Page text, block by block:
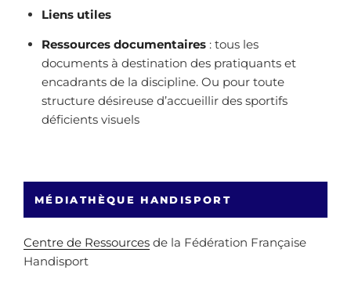
Liens utiles
Ressources documentaires : tous les
documents à destination des pratiquants et
encadrants de la discipline. Ou pour toute
structure désireuse d’accueillir des sportifs
déficients visuels
MÉDIATHÈQUE HANDISPORT
Centre de Ressources de la Fédération Française
Handisport